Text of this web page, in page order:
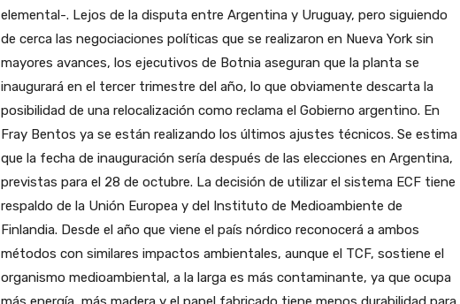
elemental-. Lejos de la disputa entre Argentina y Uruguay, pero siguiendo
de cerca las negociaciones políticas que se realizaron en Nueva York sin
mayores avances, los ejecutivos de Botnia aseguran que la planta se
inaugurará en el tercer trimestre del año, lo que obviamente descarta la
posibilidad de una relocalización como reclama el Gobierno argentino. En
Fray Bentos ya se están realizando los últimos ajustes técnicos. Se estima
que la fecha de inauguración sería después de las elecciones en Argentina,
previstas para el 28 de octubre. La decisión de utilizar el sistema ECF tiene
respaldo de la Unión Europea y del Instituto de Medioambiente de
Finlandia. Desde el año que viene el país nórdico reconocerá a ambos
métodos con similares impactos ambientales, aunque el TCF, sostiene el
organismo medioambiental, a la larga es más contaminante, ya que ocupa